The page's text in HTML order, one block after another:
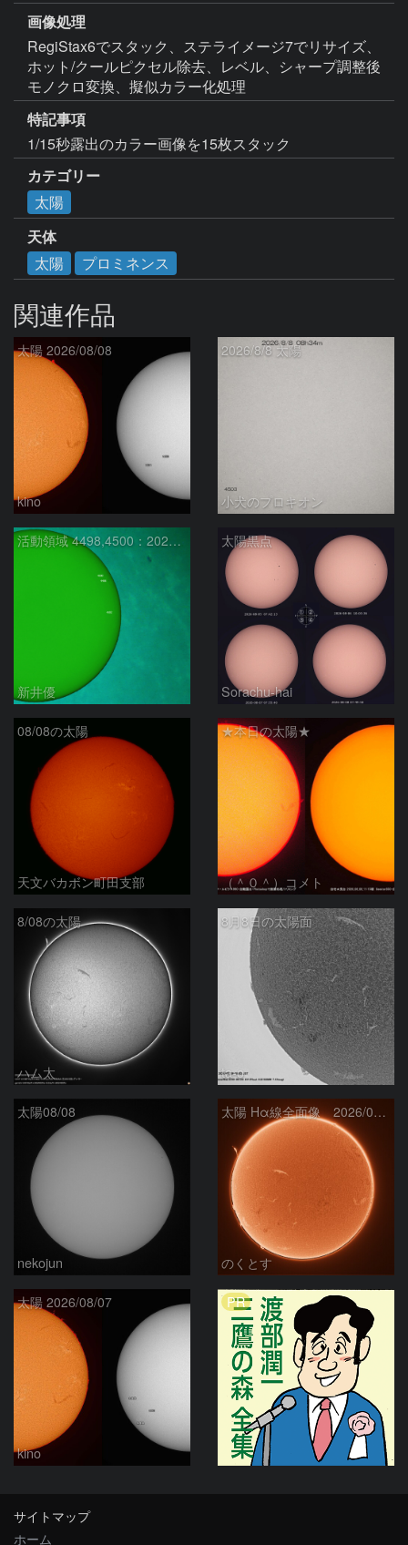
画像処理
RegiStax6でスタック、ステライメージ7でリサイズ、
ホット/クールピクセル除去、レベル、シャープ調整後
モノクロ変換、擬似カラー化処理
特記事項
1/15秒露出のカラー画像を15枚スタック
カテゴリー
太陽
天体
太陽
プロミネンス
関連作品
太陽 2026/08/08
kino
2026/8/8 太陽
小犬のプロキオン
活動領域 4498,4500：2026/08/08
新井優
太陽黒点
Sorachu-hai
08/08の太陽
天文バカボン町田支部
★本日の太陽★
（＾０＾）コメト
8/08の太陽
ハム太
8月8日の太陽面
ta-o
太陽08/08
nekojun
太陽 Hα線全面像 2026/08/08
のくとす
太陽 2026/08/07
kino
PR
サイトマップ
ホーム